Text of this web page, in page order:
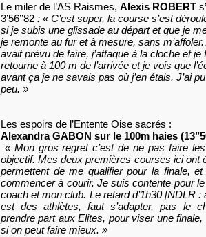
Le miler de l’AS Raismes, Alexis ROBERT
3’56’’82 : «C’est super, la course s’est
si je subis une glissade au départ et que je
je remonte au fur et à mesure, sans m’affoler.
avait prévu de faire, j’attaque à la cloche et
retourne à 100 m de l’arrivée et je vois que
avant ça je ne savais pas où j’en étais. J’ai
peu. »
Les espoirs de l’Entente Oise sacrés :
Alexandra GABON sur le 100m haies
«Mon gros regret c’est de ne pas faire
objectif. Mes deux premières courses ici ont
permettent de me qualifier pour la finale,
commencer à courir. Je suis contente pour
coach et mon club. Le retard d’1h30 [NDLR
est des athlètes, faut s’adapter, pas le
prendre part aux Elites, pour viser une
si on peut faire mieux. »